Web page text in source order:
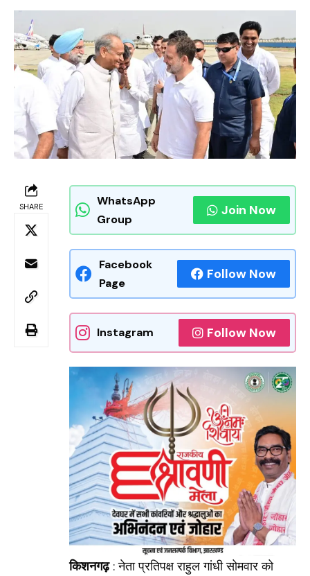
SHARE
WhatsApp
Group
Join Now
Facebook
Page
Follow Now
Instagram Follow Now
किशनगढ़: नेता प्रतिपक्ष राहुल गांधी सोमवार को